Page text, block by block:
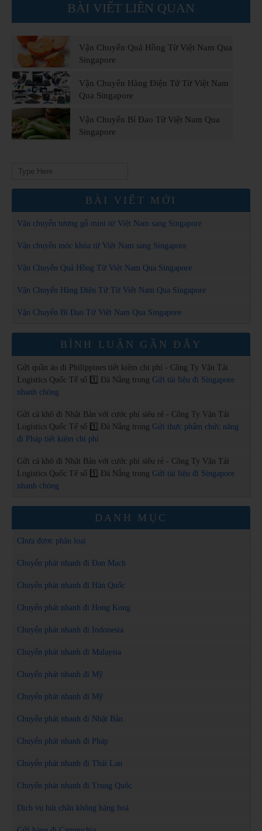
BÀI VIẾT LIÊN QUAN
Vận Chuyển Quả Hồng Từ Việt Nam Qua
Singapore
Vận Chuyển Hàng Điện Tử Từ Việt Nam
Qua Singapore
Vận Chuyển Bí Đao Từ Việt Nam Qua
Singapore
Search
BÀI VIẾT MỚI
Vận chuyển tượng gỗ mini từ Việt Nam sang Singapore
Vận chuyển móc khóa từ Việt Nam sang Singapore
Vận Chuyển Quả Hồng Từ Việt Nam Qua Singapore
Vận Chuyển Hàng Điện Tử Từ Việt Nam Qua Singapore
Vận Chuyển Bí Đao Từ Việt Nam Qua Singapore
BÌNH LUẬN GẦN ĐÂY
Gửi quần áo đi Philippines tiết kiệm chi phí - Công Ty Vận Tải
Logistics Quốc Tế số 1️⃣ Đà Nẵng trong Gửi tài liệu đi Singapore
nhanh chóng
Gửi cá khô đi Nhật Bản với cước phí siêu rẻ - Công Ty Vận Tải
Logistics Quốc Tế số 1️⃣ Đà Nẵng trong Gửi thực phẩm chức năng
đi Pháp tiết kiệm chi phí
Gửi cá khô đi Nhật Bản với cước phí siêu rẻ - Công Ty Vận Tải
Logistics Quốc Tế số 1️⃣ Đà Nẵng trong Gửi tài liệu đi Singapore
nhanh chóng
DANH MỤC
Chưa được phân loại
Chuyển phát nhanh đi Đan Mạch
Chuyển phát nhanh đi Hàn Quốc
Chuyển phát nhanh đi Hong Kong
Chuyển phát nhanh đi Indonesia
Chuyển phát nhanh đi Malaysia
Chuyển phát nhanh đi Mỹ
Chuyển phát nhanh đi Mỹ
Chuyển phát nhanh đi Nhật Bản
Chuyển phát nhanh đi Pháp
Chuyển phát nhanh đi Thái Lan
Chuyển phát nhanh đi Trung Quốc
Dịch vụ hút chân không hàng hoá